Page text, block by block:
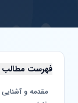
فهرست مطالب
مقدمه و